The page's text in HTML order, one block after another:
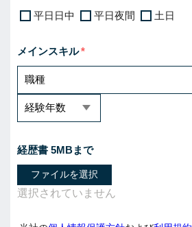
平日日中
平日夜間 土日
メインスキル
経歴書 5MBまで
ファイルを選択